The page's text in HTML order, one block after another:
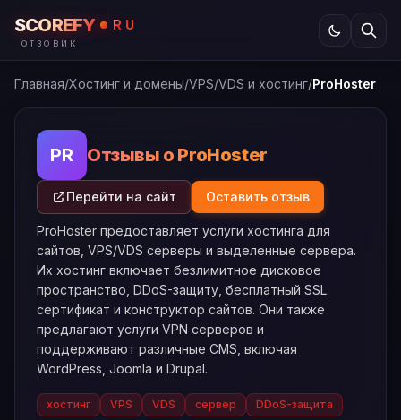
SCOREFY RU
ОТЗОВИК
Главная/Хостинг и домены/VPS/VDS и хостинг/ProHoster
PR Отзывы о ProHoster
Перейти на сайт Оставить отзыв
ProHoster предоставляет услуги хостинга для
сайтов, VPS/VDS серверы и выделенные сервера.
Их хостинг включает безлимитное дисковое
пространство, DDoS-защиту, бесплатный SSL
сертификат и конструктор сайтов. Они также
предлагают услуги VPN серверов и
поддерживают различные CMS, включая
WordPress, Joomla и Drupal.
хостинг VPS VDS сервер DDoS-защита